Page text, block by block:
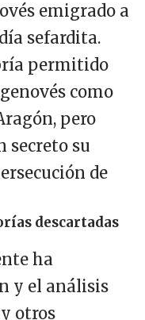
emigrado a
sefardita.
permitido
como
pero
secreto su
de
descartadas
ha
y el análisis
otros